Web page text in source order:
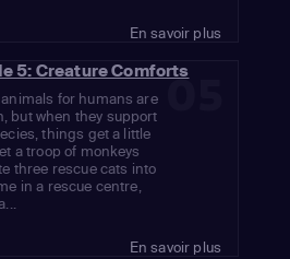
En savoir plus
05
5: Creature Comforts
for humans are
but when they support
things get a little
a troop of monkeys
three rescue cats into
in a rescue centre,
En savoir plus